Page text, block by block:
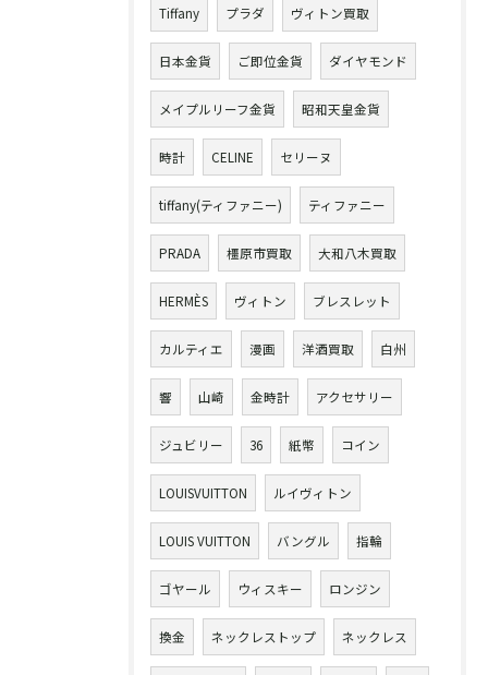
Tiffany プラダ ヴィトン買取
日本金貨 ご即位金貨 ダイヤモンド
メイプルリーフ金貨 昭和天皇金貨
時計 CELINE セリーヌ
tiffany(ティファニー) ティファニー
PRADA 橿原市買取 大和八木買取
HERMÈS ヴィトン ブレスレット
カルティエ 漫画 洋酒買取 白州
響 山崎 金時計 アクセサリー
ジュビリー 36 紙幣 コイン
LOUISVUITTON ルイヴィトン
LOUIS VUITTON バングル 指輪
ゴヤール ウィスキー ロンジン
換金 ネックレストップ ネックレス